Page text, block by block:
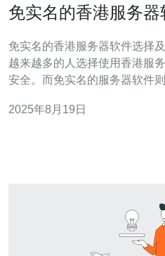
免实名的香港服务
免实名的香港服务器软件选择及使用指南
越来越多的人选择使用香港服
安全。而免实名的服务器软件
南，让您在使用过程中更为顺畅。 以下是文章的三个
2025年8月19日